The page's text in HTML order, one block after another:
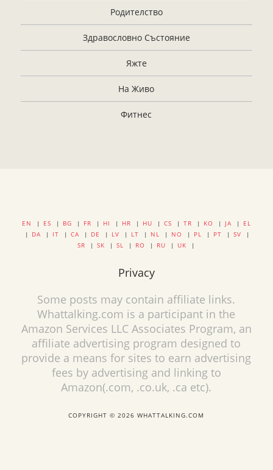
Родителство
Здравословно Състояние
Яжте
На Живо
Фитнес
EN | ES | BG | FR | HI | HR | HU | CS | TR | KO | JA | EL
| DA | IT | CA | DE | LV | LT | NL | NO | PL | PT | SV |
SR | SK | SL | RO | RU | UK |
Privacy
Some posts may contain affiliate links.
Whattalking.com is a participant in the
Amazon Services LLC Associates Program, an
affiliate advertising program designed to
provide a means for sites to earn advertising
fees by advertising and linking to
Amazon(.com, .co.uk, .ca etc).
COPYRIGHT © 2026 WHATTALKING.COM